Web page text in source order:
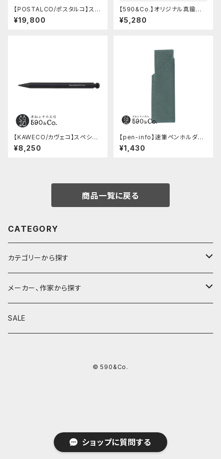
ショップに質問する
【POSTALCO/ポスタルコ】スナ
ップペンケース (Navy Blue)
¥19,800
【590&Co.】オリジナル真鍮消
しゴムカバー (糠焼き)
¥5,280
【KAWECO/カヴェコ】スペシャ
ルペンシル(0.5mm)
¥8,250
【pen-info】速筆ペンホルダー
590&Co.別注色 (アクアブル
ー)
¥1,430
商品一覧に戻る
CATEGORY
カテゴリーから探す
鉛筆
鉛筆補助軸
メーカー、作家から探す
590&Co.
シャープペンシルIII
SALE
© 590&Co.